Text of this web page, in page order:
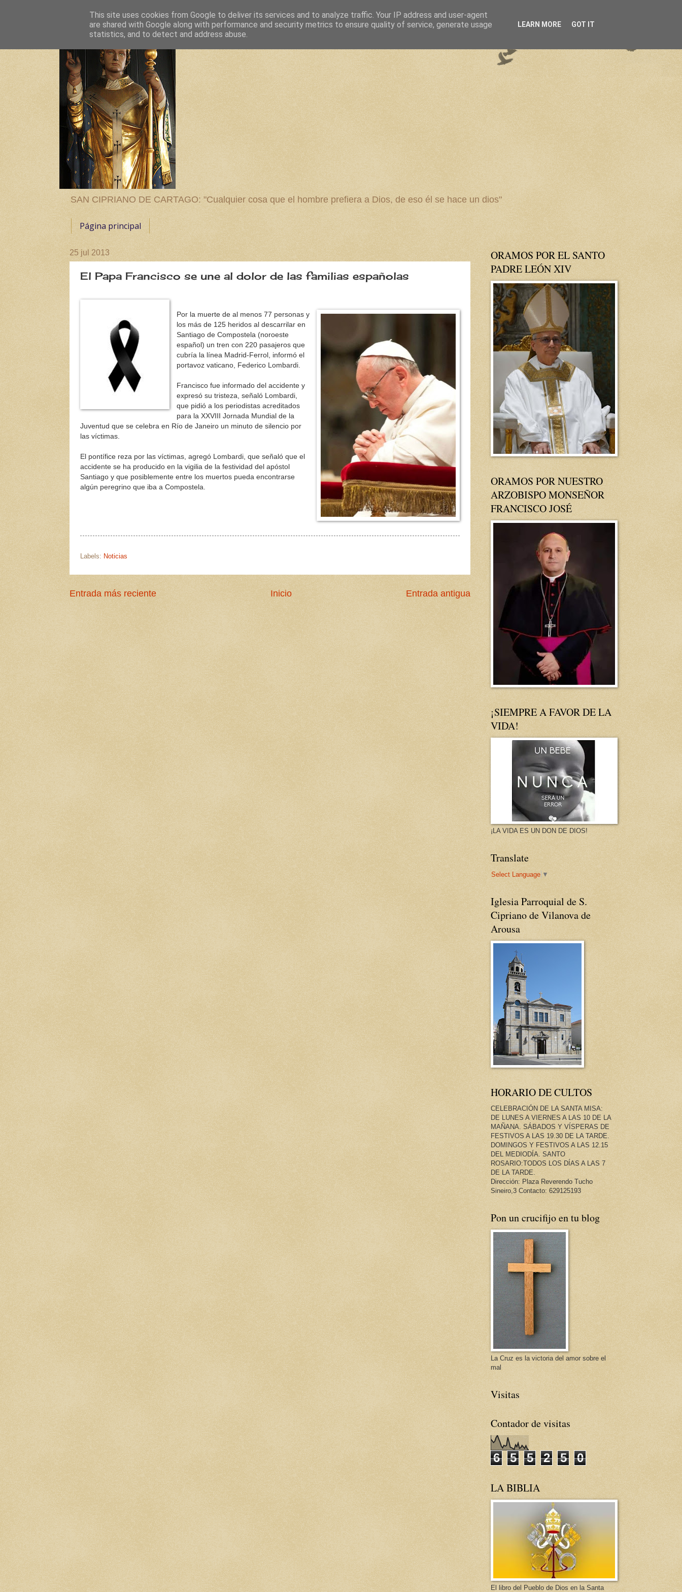
SAN CIPRIANO DE CARTAGO: "Cualquier cosa que el hombre prefiera a Dios, de eso él se hace un dios"
Página principal
25 jul 2013
El Papa Francisco se une al dolor de las familias españolas
Por la muerte de al menos 77 personas y
los más de 125 heridos al descarrilar en
Santiago de Compostela (noroeste
español) un tren con 220 pasajeros que
cubría la línea Madrid-Ferrol, informó el
portavoz vaticano, Federico Lombardi.
Francisco fue informado del accidente y
expresó su tristeza, señaló Lombardi,
que pidió a los periodistas acreditados
para la XXVIII Jornada Mundial de la
Juventud que se celebra en Río de Janeiro un minuto de silencio por
las víctimas.
El pontífice reza por las víctimas, agregó Lombardi, que señaló que el
accidente se ha producido en la vigilia de la festividad del apóstol
Santiago y que posiblemente entre los muertos pueda encontrarse
algún peregrino que iba a Compostela.
Labels: Noticias
Entrada más reciente Entrada antigua
Inicio
ORAMOS POR EL SANTO
PADRE LEÓN XIV
ORAMOS POR NUESTRO
ARZOBISPO MONSEÑOR
FRANCISCO JOSÉ
¡SIEMPRE A FAVOR DE LA
VIDA!
¡LA VIDA ES UN DON DE DIOS!
Translate
Select Language ▼
Iglesia Parroquial de S.
Cipriano de Vilanova de
Arousa
HORARIO DE CULTOS
CELEBRACIÓN DE LA SANTA MISA:
DE LUNES A VIERNES A LAS 10 DE LA
MAÑANA. SÁBADOS Y VÍSPERAS DE
FESTIVOS A LAS 19.30 DE LA TARDE.
DOMINGOS Y FESTIVOS A LAS 12.15
DEL MEDIODÍA. SANTO
ROSARIO:TODOS LOS DÍAS A LAS 7
DE LA TARDE.
Dirección: Plaza Reverendo Tucho
Sineiro,3 Contacto: 629125193
Pon un crucifijo en tu blog
La Cruz es la victoria del amor sobre el
mal
Visitas
Contador de visitas
6 5 5 2 5 0
LA BIBLIA
El libro del Pueblo de Dios en la Santa
This site uses cookies from Google to deliver its services and to analyze traffic. Your IP address and user-agent
are shared with Google along with performance and security metrics to ensure quality of service, generate usage
statistics, and to detect and address abuse.
LEARN MORE GOT IT